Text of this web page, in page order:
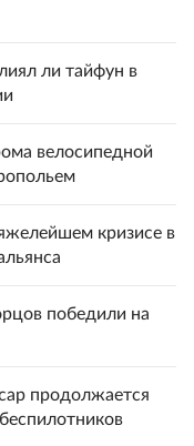
ли тайфун в
велосипедной
кризисе в
победили на
продолжается